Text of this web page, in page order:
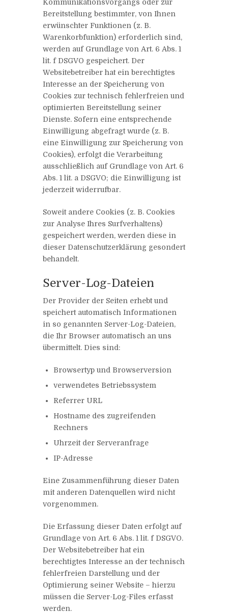
Kommunikationsvorgangs oder zur
Bereitstellung bestimmter, von Ihnen
erwünschter Funktionen (z. B.
Warenkorbfunktion) erforderlich sind,
werden auf Grundlage von Art. 6 Abs. 1
lit. f DSGVO gespeichert. Der
Websitebetreiber hat ein berechtigtes
Interesse an der Speicherung von
Cookies zur technisch fehlerfreien und
optimierten Bereitstellung seiner
Dienste. Sofern eine entsprechende
Einwilligung abgefragt wurde (z. B.
eine Einwilligung zur Speicherung von
Cookies), erfolgt die Verarbeitung
ausschließlich auf Grundlage von Art. 6
Abs. 1 lit. a DSGVO; die Einwilligung ist
jederzeit widerrufbar.
Soweit andere Cookies (z. B. Cookies
zur Analyse Ihres Surfverhaltens)
gespeichert werden, werden diese in
dieser Datenschutzerklärung gesondert
behandelt.
Server-Log-Dateien
Der Provider der Seiten erhebt und
speichert automatisch Informationen
in so genannten Server-Log-Dateien,
die Ihr Browser automatisch an uns
übermittelt. Dies sind:
Browsertyp und Browserversion
verwendetes Betriebssystem
Referrer URL
Hostname des zugreifenden
Rechners
Uhrzeit der Serveranfrage
IP-Adresse
Eine Zusammenführung dieser Daten
mit anderen Datenquellen wird nicht
vorgenommen.
Die Erfassung dieser Daten erfolgt auf
Grundlage von Art. 6 Abs. 1 lit. f DSGVO.
Der Websitebetreiber hat ein
berechtigtes Interesse an der technisch
fehlerfreien Darstellung und der
Optimierung seiner Website – hierzu
müssen die Server-Log-Files erfasst
werden.